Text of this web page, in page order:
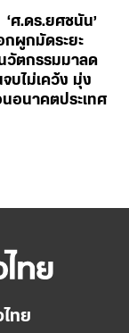
ศ.ดร.ยศชนัน’
ผูกมัดระยะ
วัตกรรมมาลด
บไม่เคว้ง มุ่ง
อนาคตประเทศ
ทย